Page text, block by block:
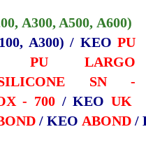
A300, A500, A600)
A300) / KEO PU
PU LARGO
SN -
- 700 / KEOUK
/ KEO ABOND /